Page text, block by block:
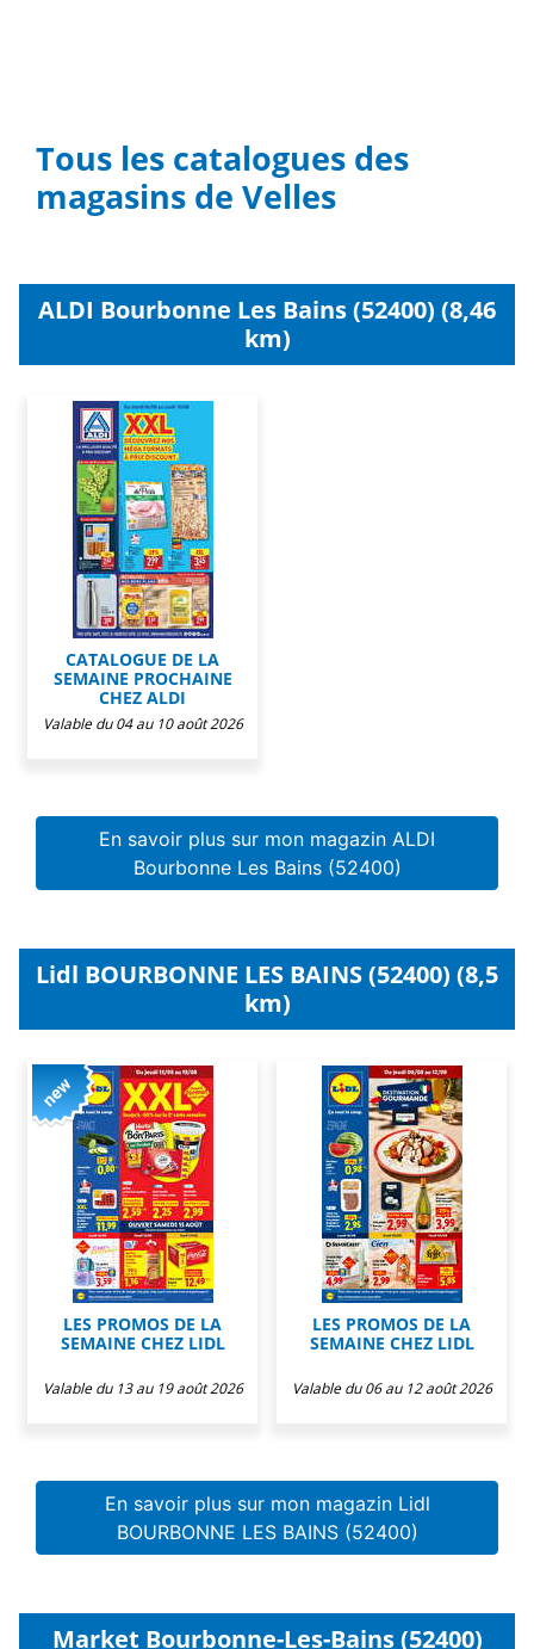
Tous les catalogues des
magasins de Velles
ALDI Bourbonne Les Bains (52400) (8,46
km)
CATALOGUE DE LA
SEMAINE PROCHAINE
CHEZ ALDI
Valable du 04 au 10 août 2026
En savoir plus sur mon magazin ALDI
Bourbonne Les Bains (52400)
Lidl BOURBONNE LES BAINS (52400) (8,5
km)
LES PROMOS DE LA
SEMAINE CHEZ LIDL
Valable du 13 au 19 août 2026
LES PROMOS DE LA
SEMAINE CHEZ LIDL
Valable du 06 au 12 août 2026
En savoir plus sur mon magazin Lidl
BOURBONNE LES BAINS (52400)
Market Bourbonne-Les-Bains (52400)